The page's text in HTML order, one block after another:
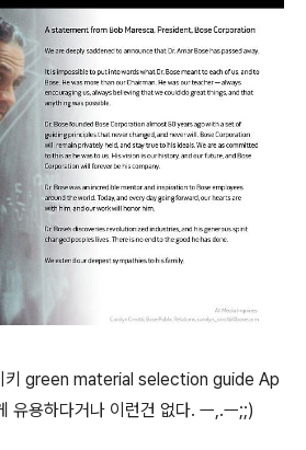
키 green material selection guide Ap
유용하다거나 이런건 없다. ㅡ,.ㅡ;;)